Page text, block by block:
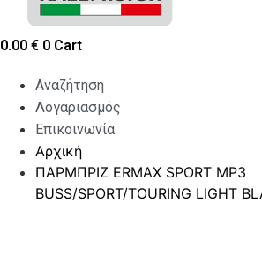
0.00 € 0 Cart
Αναζήτηση
Λογαριασμός
Επικοινωνία
Αρχική
ΠΑΡΜΠΡΙΖ ERMAX SPORT MP3
BUSS/SPORT/TOURING LIGHT